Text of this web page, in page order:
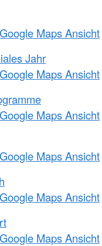
Maps Ansicht
Jahr
Maps Ansicht
Maps Ansicht
Maps Ansicht
Maps Ansicht
Maps Ansicht